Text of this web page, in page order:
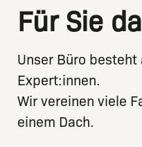
Für Sie
Unser Büro besteht
Expert:innen.
Wir vereinen viele
einem Dach.